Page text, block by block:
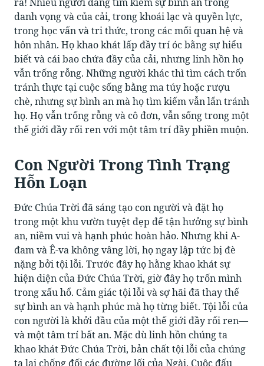
danh vọng và của cải, trong khoái lạc và quyền lực,
trong học vấn và tri thức, trong các mối quan hệ và
hôn nhân. Họ khao khát lấp đầy trí óc bằng sự hiểu
biết và cái bao chứa đầy của cải, nhưng linh hồn họ
vẫn trống rỗng. Những người khác thì tìm cách trốn
tránh thực tại cuộc sống bằng ma túy hoặc rượu
chè, nhưng sự bình an mà họ tìm kiếm vẫn lẩn tránh
họ. Họ vẫn trống rỗng và cô đơn, vẫn sống trong một
thế giới đầy rối ren với một tâm trí đầy phiền muộn.
Con Người Trong Tình Trạng
Hỗn Loạn
Đức Chúa Trời đã sáng tạo con người và đặt họ
trong một khu vườn tuyệt đẹp để tận hưởng sự bình
an, niềm vui và hạnh phúc hoàn hảo. Nhưng khi A-
đam và Ê-va không vâng lời, họ ngay lập tức bị đè
nặng bởi tội lỗi. Trước đây họ hằng khao khát sự
hiện diện của Đức Chúa Trời, giờ đây họ trốn mình
trong xấu hổ. Cảm giác tội lỗi và sợ hãi đã thay thế
sự bình an và hạnh phúc mà họ từng biết. Tội lỗi của
con người là khởi đầu của một thế giới đầy rối ren—
và một tâm trí bất an. Mặc dù linh hồn chúng ta
khao khát Đức Chúa Trời, bản chất tội lỗi của chúng
ta lại chống đối các đường lối của Ngài. Cuộc đấu